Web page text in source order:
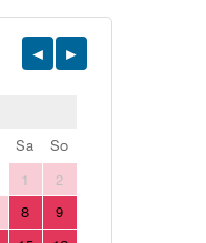
Sa
So
1
2
8
9